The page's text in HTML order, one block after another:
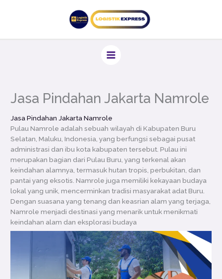
Jasa Pindahan Jakarta Namrole
Jasa Pindahan Jakarta Namrole
Pulau Namrole adalah sebuah wilayah di Kabupaten Buru
Selatan, Maluku, Indonesia, yang berfungsi sebagai pusat
administrasi dan ibu kota kabupaten tersebut. Pulau ini
merupakan bagian dari Pulau Buru, yang terkenal akan
keindahan alamnya, termasuk hutan tropis, perbukitan, dan
pantai yang eksotis. Namrole juga memiliki kekayaan budaya
lokal yang unik, mencerminkan tradisi masyarakat adat Buru.
Dengan suasana yang tenang dan keasrian alam yang terjaga,
Namrole menjadi destinasi yang menarik untuk menikmati
keindahan alam dan eksplorasi budaya